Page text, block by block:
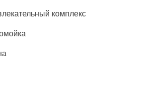
комплекс